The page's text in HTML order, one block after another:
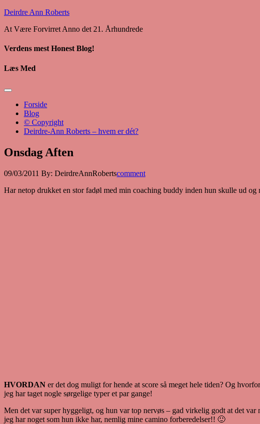
Deirdre Ann Roberts
At Være Forvirret Anno det 21. Århundrede
Verdens mest Honest Blog!
Læs Med
Forside
Blog
© Copyright
Deirdre-Ann Roberts – hvem er dét?
Onsdag Aften
09/03/2011 By: DeirdreAnnRobertscomment
Har netop drukket en stor fadøl med min coaching buddy inden hun skulle ud
HVORDAN er det dog muligt for hende at score så meget hele tiden? Og
jeg har taget nogle sørgelige typer et par gange!
Men det var super hyggeligt, og hun var top nervøs – gad virkelig godt at det
jeg har noget som hun ikke har, nemlig mine camino forberedelser!! 🙂